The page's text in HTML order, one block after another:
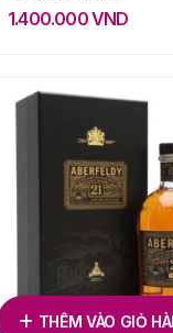
1.400.000VND
THÊM VÀO GIỎ